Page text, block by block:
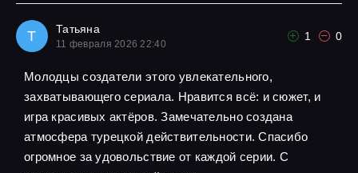
Т Татьяна
11 февраля 2026 22:40
1 0
Молодцы создатели этого увлекательного,
захватывающего сериала. Нравится всё: и сюжет, и
игра красивых актёров. Замечательно создана
атмосфера турецкой действительности. Спасибо
огромное за удовольствие от каждой серии. С